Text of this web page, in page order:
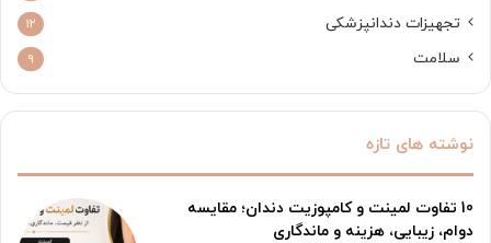
تجهیزات دندانپزشکی 12
سلامت 9
نوشته های تازه
10 تفاوت لمینت و کامپوزیت دندان؛ مقایسه
دوام، زیبایی، هزینه و ماندگاری